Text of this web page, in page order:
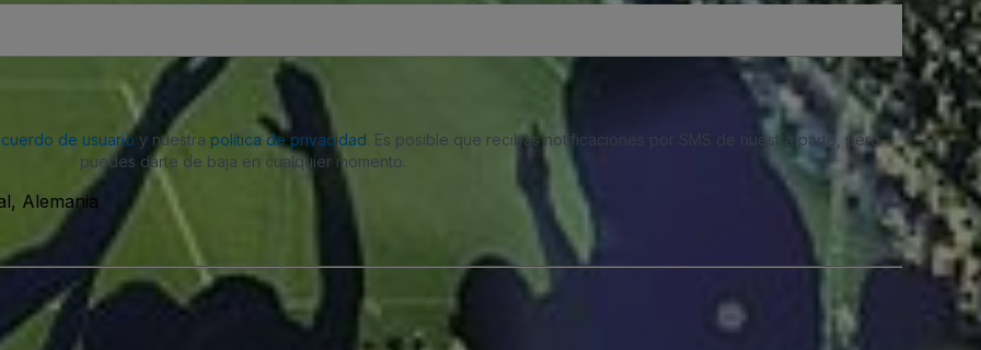
de usuario y nuestra política de privacidad. Es posible que recibas notificaciones por SMS de nuestra parte, pero
puedes darte de baja en cualquier momento.
Alemania